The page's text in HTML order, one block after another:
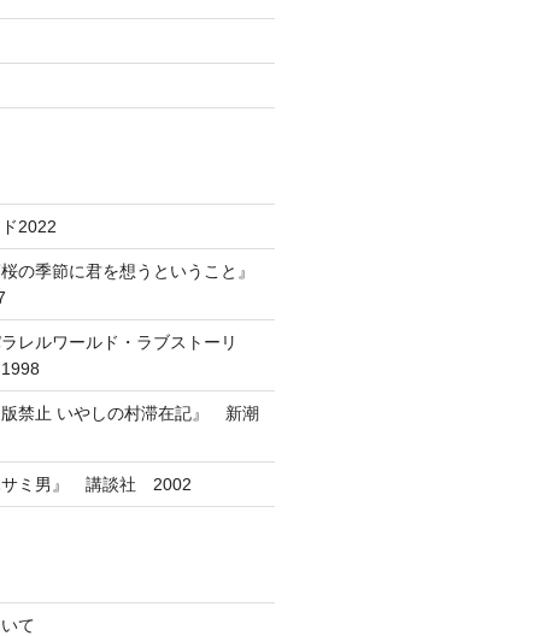
2022
の季節に君を想うということ』
レルワールド・ラブストーリ
禁止 いやしの村滞在記』 新潮
ミ男』 講談社 2002
て